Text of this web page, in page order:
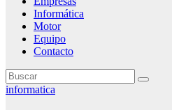
Informática
Motor
Equipo
Contacto
informatica